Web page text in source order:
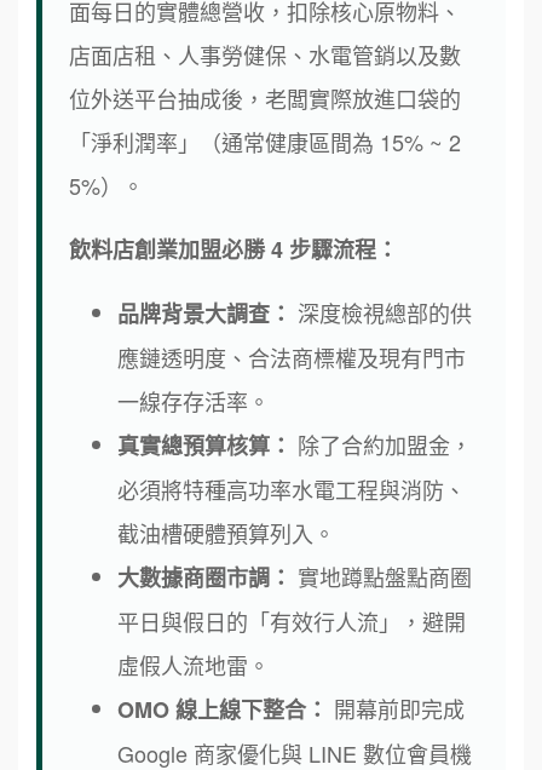
面每日的實體總營收，扣除核心原物料、
店面店租、人事勞健保、水電管銷以及數
位外送平台抽成後，老闆實際放進口袋的
「淨利潤率」（通常健康區間為 15% ~ 2
5%）。
飲料店創業加盟必勝 4 步驟流程：
品牌背景大調查： 深度檢視總部的供
應鏈透明度、合法商標權及現有門市
一線存存活率。
真實總預算核算： 除了合約加盟金，
必須將特種高功率水電工程與消防、
截油槽硬體預算列入。
大數據商圈市調： 實地蹲點盤點商圈
平日與假日的「有效行人流」，避開
虛假人流地雷。
OMO 線上線下整合： 開幕前即完成
Google 商家優化與 LINE 數位會員機